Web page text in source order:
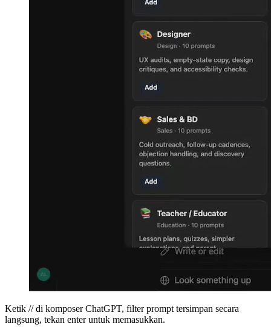
Ketik // di komposer ChatGPT, filter prompt tersimpan secara
langsung, tekan enter untuk memasukkan.